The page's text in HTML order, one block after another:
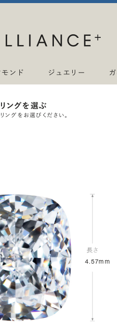
ンド ジュエリー
リングを選ぶ
リングをお選びください。
4.57mm